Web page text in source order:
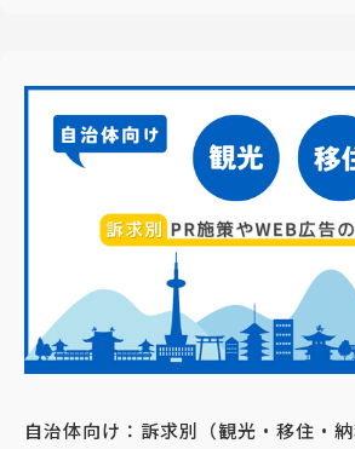
自治体向け：訴求別（観光・移住・